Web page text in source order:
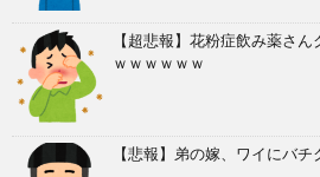
【超悲報】花粉症飲み薬さ
ｗｗｗｗｗｗ
【悲報】弟の嫁、ワイにバ